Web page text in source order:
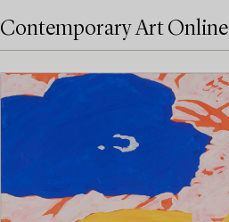
Contemporary Art Online